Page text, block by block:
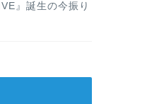
』誕生の今振り